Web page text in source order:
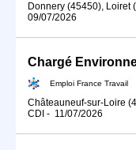
Donnery (45450), Loiret
09/07/2026
Chargé
Emploi France Travail
Châteauneuf-sur-Loire
CDI - 11/07/2026